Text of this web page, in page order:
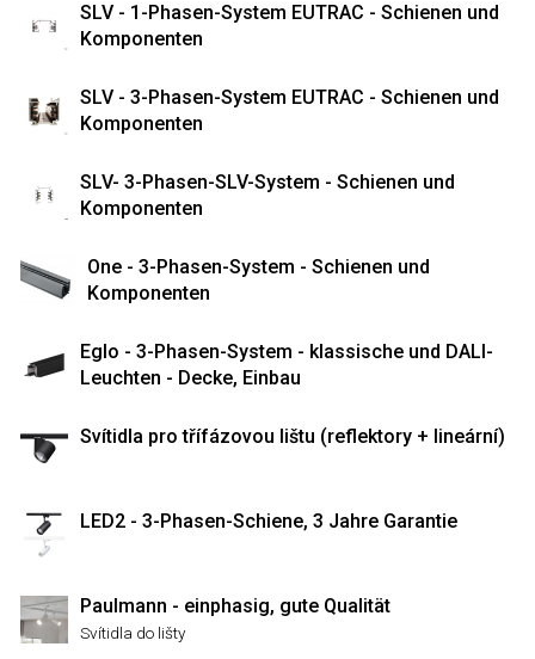
SLV - 1-Phasen-System EUTRAC - Schienen und
Komponenten
SLV - 3-Phasen-System EUTRAC - Schienen und
Komponenten
SLV- 3-Phasen-SLV-System - Schienen und
Komponenten
One - 3-Phasen-System - Schienen und
Komponenten
Eglo - 3-Phasen-System - klassische und DALI-
Leuchten - Decke, Einbau
Svítidla pro třífázovou lištu (reflektory + lineární)
LED2 - 3-Phasen-Schiene, 3 Jahre Garantie
Paulmann - einphasig, gute Qualität
Svítidla do lišty